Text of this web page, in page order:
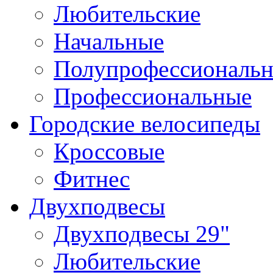
Любительские
Начальные
Профессиональные
Городские велосипеды
Кроссовые
Фитнес
Двухподвесы
Двухподвесы 29"
Любительские